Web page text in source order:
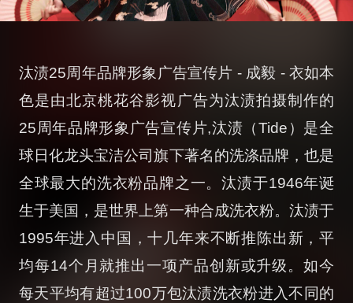
汰渍25周年品牌形象广告宣传片 - 成毅 - 衣如本
色是由北京桃花谷影视广告为汰渍拍摄制作的
25周年品牌形象广告宣传片,汰渍（Tide）是全
球日化龙头宝洁公司旗下著名的洗涤品牌，也是
全球最大的洗衣粉品牌之一。汰渍于1946年诞
生于美国，是世界上第一种合成洗衣粉。汰渍于
1995年进入中国，十几年来不断推陈出新，平
均每14个月就推出一项产品创新或升级。如今
每天平均有超过100万包汰渍洗衣粉进入不同的